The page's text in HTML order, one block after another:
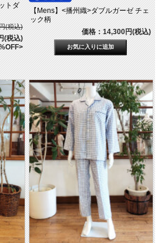
トダ
(税込)
(税込)
【Mens】<播州織>ダブルガーゼ チェ
ック柄
価格：14,300円(税込)